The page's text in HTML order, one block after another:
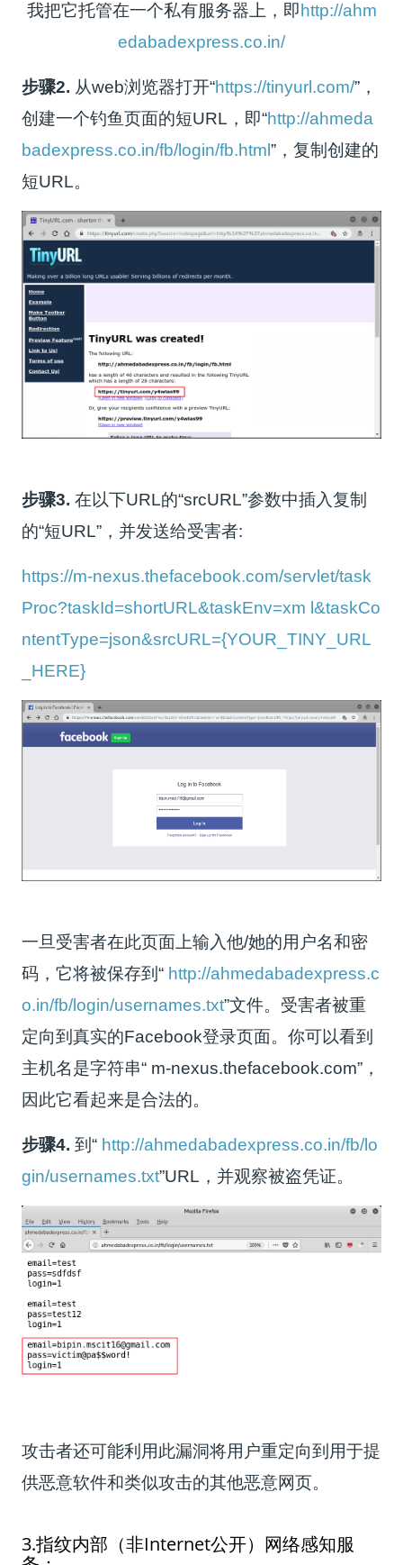
我把它托管在一个私有服务器上，即 http://ahm
edabadexpress.co.in/
步骤2. 从web浏览器打开“https://tinyurl.com/”，
创建一个钓鱼页面的短URL，即“http://ahmeda
badexpress.co.in/fb/login/fb.html”，复制创建的
短URL。
步骤3. 在以下URL的“srcURL”参数中插入复制
的“短URL”，并发送给受害者:
https://m-nexus.thefacebook.com/servlet/task
Proc?taskId=shortURL&taskEnv=xm l&taskCo
ntentType=json&srcURL={YOUR_TINY_URL
_HERE}
一旦受害者在此页面上输入他/她的用户名和密
码，它将被保存到“ http://ahmedabadexpress.c
o.in/fb/login/usernames.txt”文件。受害者被重
定向到真实的Facebook登录页面。你可以看到
主机名是字符串“ m-nexus.thefacebook.com”，
因此它看起来是合法的。
步骤4. 到“ http://ahmedabadexpress.co.in/fb/lo
gin/usernames.txt”URL，并观察被盗凭证。
攻击者还可能利用此漏洞将用户重定向到用于提
供恶意软件和类似攻击的其他恶意网页。
3.指纹内部（非Internet公开）网络感知服